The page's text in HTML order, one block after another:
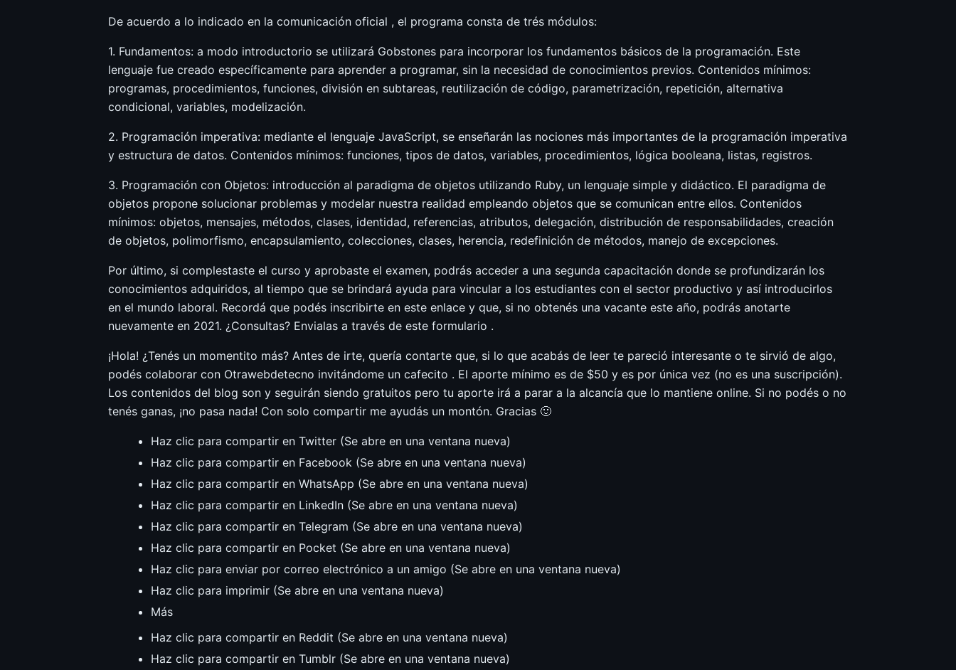
De acuerdo a lo indicado en la comunicación oficial , el programa consta de trés módulos:
1. Fundamentos: a modo introductorio se utilizará Gobstones para incorporar los fundamentos básicos de la programación. Este
lenguaje fue creado específicamente para aprender a programar, sin la necesidad de conocimientos previos. Contenidos mínimos:
programas, procedimientos, funciones, división en subtareas, reutilización de código, parametrización, repetición, alternativa
condicional, variables, modelización.
2. Programación imperativa: mediante el lenguaje JavaScript, se enseñarán las nociones más importantes de la programación imperativa
y estructura de datos. Contenidos mínimos: funciones, tipos de datos, variables, procedimientos, lógica booleana, listas, registros.
3. Programación con Objetos: introducción al paradigma de objetos utilizando Ruby, un lenguaje simple y didáctico. El paradigma de
objetos propone solucionar problemas y modelar nuestra realidad empleando objetos que se comunican entre ellos. Contenidos
mínimos: objetos, mensajes, métodos, clases, identidad, referencias, atributos, delegación, distribución de responsabilidades, creación
de objetos, polimorfismo, encapsulamiento, colecciones, clases, herencia, redefinición de métodos, manejo de excepciones.
Por último, si complestaste el curso y aprobaste el examen, podrás acceder a una segunda capacitación donde se profundizarán los
conocimientos adquiridos, al tiempo que se brindará ayuda para vincular a los estudiantes con el sector productivo y así introducirlos
en el mundo laboral. Recordá que podés inscribirte en este enlace y que, si no obtenés una vacante este año, podrás anotarte
nuevamente en 2021. ¿Consultas? Envialas a través de este formulario .
¡Hola! ¿Tenés un momentito más? Antes de irte, quería contarte que, si lo que acabás de leer te pareció interesante o te sirvió de algo,
podés colaborar con Otrawebdetecno invitándome un cafecito . El aporte mínimo es de $50 y es por única vez (no es una suscripción).
Los contenidos del blog son y seguirán siendo gratuitos pero tu aporte irá a parar a la alcancía que lo mantiene online. Si no podés o no
tenés ganas, ¡no pasa nada! Con solo compartir me ayudás un montón. Gracias 🙂
Haz clic para compartir en Twitter (Se abre en una ventana nueva)
Haz clic para compartir en Facebook (Se abre en una ventana nueva)
Haz clic para compartir en WhatsApp (Se abre en una ventana nueva)
Haz clic para compartir en LinkedIn (Se abre en una ventana nueva)
Haz clic para compartir en Telegram (Se abre en una ventana nueva)
Haz clic para compartir en Pocket (Se abre en una ventana nueva)
Haz clic para enviar por correo electrónico a un amigo (Se abre en una ventana nueva)
Haz clic para imprimir (Se abre en una ventana nueva)
Más
Haz clic para compartir en Reddit (Se abre en una ventana nueva)
Haz clic para compartir en Tumblr (Se abre en una ventana nueva)